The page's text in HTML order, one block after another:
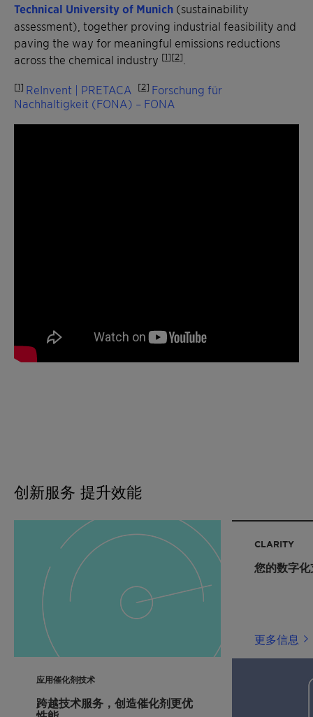
Technical University of Munich (sustainability
assessment), together proving industrial feasibility and
paving the way for meaningful emissions reductions
across the chemical industry [1][2]
[1] ReInvent | PRETACA [2] Forschung für
Nachhaltigkeit (FONA) – FONA
创新服务 提升效能
应用催化剂技术
跨越技术服务，创造催化剂更优
CLARITY
您的数字
更多信息